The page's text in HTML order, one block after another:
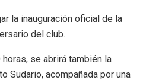
la inauguración oficial de la
del club.
se abrirá también la
Sudario, acompañada por una